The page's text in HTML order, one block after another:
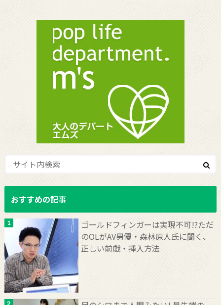
おすすめの記事
ゴールドフィンガーは実現不可!?ただ
のOLがAV男優・森林原人氏に聞く、
正しい前戯・挿入方法